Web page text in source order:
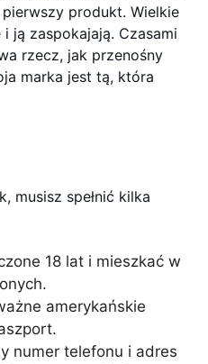
produkt. Wielkie
ją zaspokajają. Czasami
rzecz, jak przenośny
marka jest tą, która
musisz spełnić kilka
18 lat i mieszkać w
amerykańskie
numer telefonu i adres